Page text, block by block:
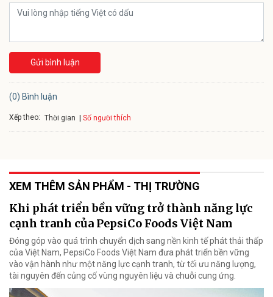
Gửi bình luận
(0) Bình luận
Xếp theo: Thời gian Số người thích
XEM THÊM SẢN PHẨM - THỊ TRƯỜNG
Khi phát triển bền vững trở thành năng lực
cạnh tranh của PepsiCo Foods Việt Nam
Đóng góp vào quá trình chuyển dịch sang nền kinh tế phát thải thấp
của Việt Nam, PepsiCo Foods Việt Nam đưa phát triển bền vững
vào vận hành như một năng lực cạnh tranh, từ tối ưu năng lượng,
tài nguyên đến củng cố vùng nguyên liệu và chuỗi cung ứng.